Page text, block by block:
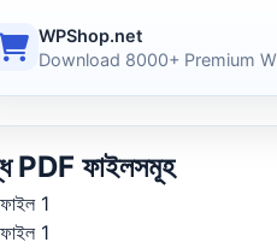
WPShop.net
Download 8000+ Premium
PDF ফাইলসমূহ
1
1